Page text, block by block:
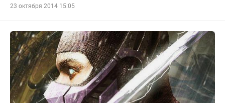
23 октября 2014 15:05